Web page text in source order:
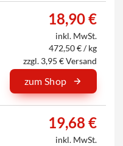
18,90 €
inkl. MwSt.
472,50 € / kg
zzgl. 3,95 € Versand
zum Shop
19,68 €
inkl. MwSt.